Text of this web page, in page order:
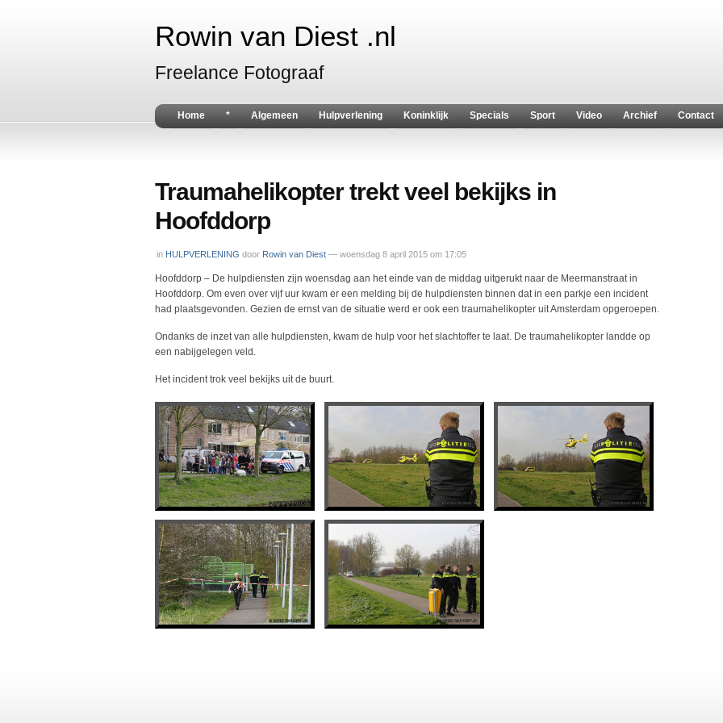
Rowin van Diest .nl
Freelance Fotograaf
Home * Algemeen Hulpverlening Koninklijk Specials Sport Video Archief Contact
Traumahelikopter trekt veel bekijks in
Hoofddorp
in HULPVERLENING door Rowin van Diest — woensdag 8 april 2015 om 17:05
Hoofddorp – De hulpdiensten zijn woensdag aan het einde van de middag uitgerukt naar de Meermanstraat in
Hoofddorp. Om even over vijf uur kwam er een melding bij de hulpdiensten binnen dat in een parkje een incident
had plaatsgevonden. Gezien de ernst van de situatie werd er ook een traumahelikopter uit Amsterdam opgeroepen.
Ondanks de inzet van alle hulpdiensten, kwam de hulp voor het slachtoffer te laat. De traumahelikopter landde op
een nabijgelegen veld.
Het incident trok veel bekijks uit de buurt.